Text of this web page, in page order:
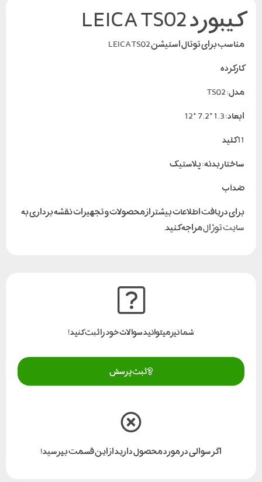
کیبورد LEICA TS02
مناسب برای توتال استیشن LEICA TS02
کارکرده
مدل: TS02
ابعاد: 1.3*7.2*12
11 کلید
ساختار بدنه: پلاستیک
ضدآب
برای دریافت اطلاعات بیشتر از محصولات و تجهیزات نقشه برداری به
سایت توژالمراجه کنید.
شما نیز میتوانید سوالات خود را ثبت کنید!
ثبت پرسش
اگر سوالی در مورد محصول دارید از این قسمت بپرسید!